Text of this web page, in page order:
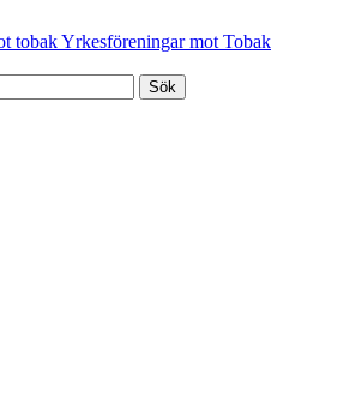
Yrkesföreningar mot Tobak